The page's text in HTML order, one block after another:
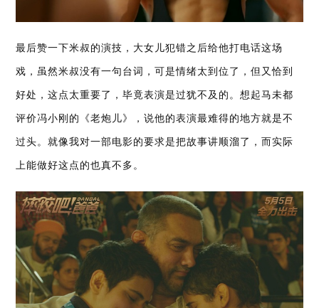
最后赞一下米叔的演技，大女儿犯错之后给他打电话这场
戏，虽然米叔没有一句台词，可是情绪太到位了，但又恰到
好处，这点太重要了，毕竟表演是过犹不及的。想起马未都
评价冯小刚的《老炮儿》，说他的表演最难得的地方就是不
过头。就像我对一部电影的要求是把故事讲顺溜了，而实际
上能做好这点的也真不多。